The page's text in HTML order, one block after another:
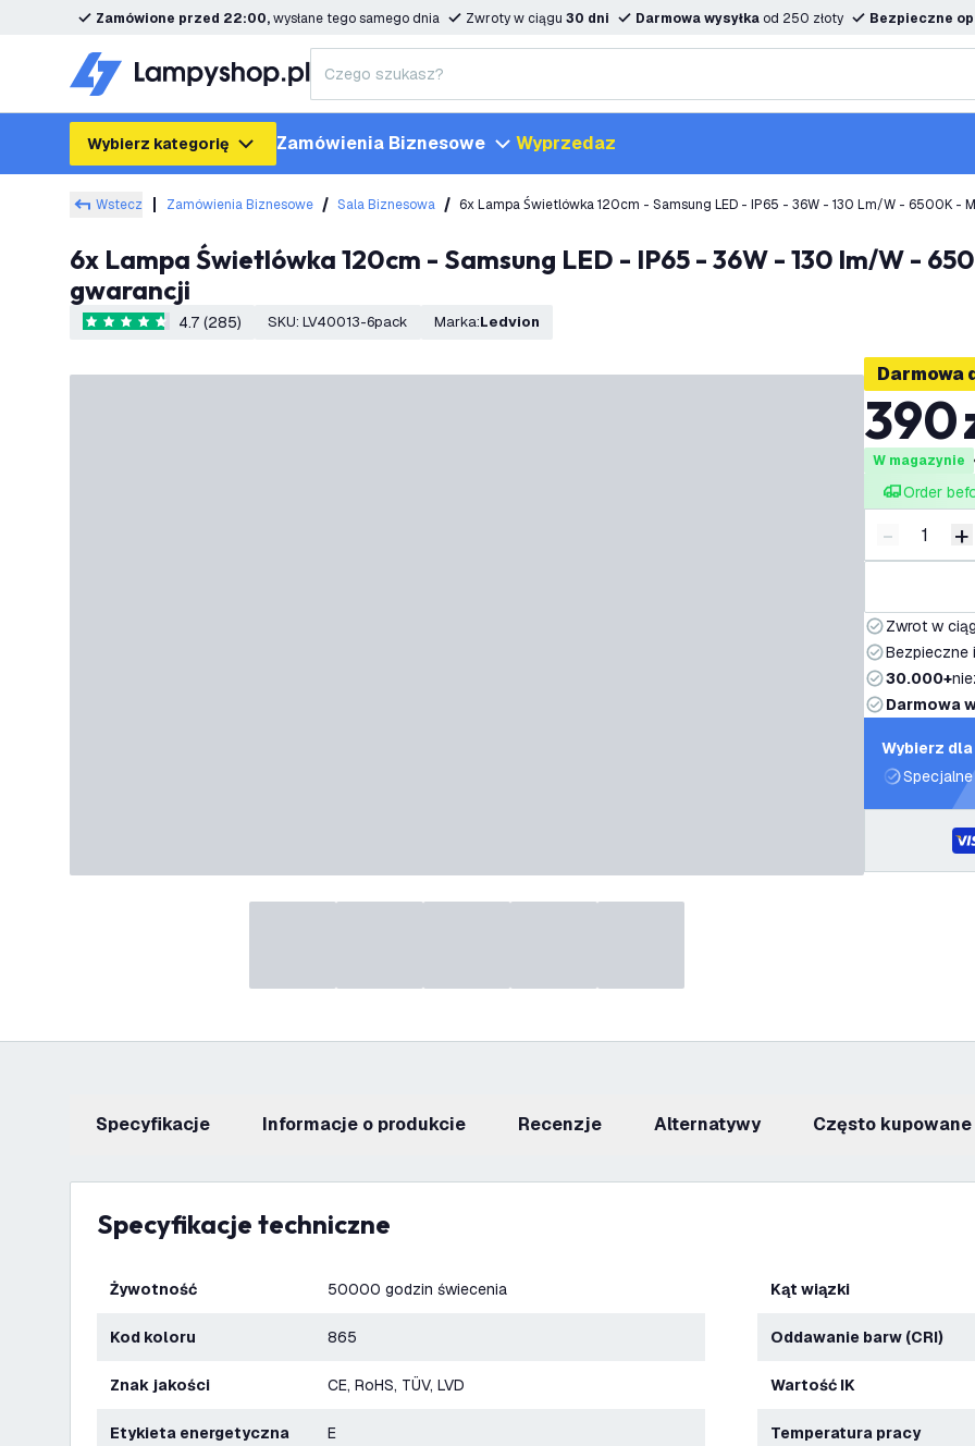
Zamówione przed 22:00,wysłane tego samego dnia Zwroty w ciągu 30 dni Darmowa wysyłka od 250 złoty Bezpieczne
Wybierz kategorię Zamówienia Biznesowe Wyprzedaz
Wstecz Zamówienia Biznesowe Sala Biznesowa 6x Lampa Świetlówka 120cm - Samsung LED - IP65 - 36W - 130 Lm/W -
6x Lampa Świetlówka 120cm - Samsung LED - IP65 - 36W - 130 lm/W - 6500K - Możliwość podłączenia - 5 lat
gwarancji
4.7 Gwiazdki oceny
4.7 (285) SKU: LV40013-6pack Marka: Ledvion
Darmowa
390
W magazynie
Order
Zmniejsz
- +
Zwrot w
Bezpieczne
30.000+
Darmowa
Wybierz
Specyfikacje informacje o produkcie recenzje Alternatywy Często
Specyfikacje techniczne
Żywotność 50000 godzin świecenia
Kod koloru 865
Znak jakości CE, RoHS, TÜV, LVD
Etykieta energetyczna E
Kąt wiązki
Oddawanie barw (CRI)
Wartość IK
Temperatura pracy